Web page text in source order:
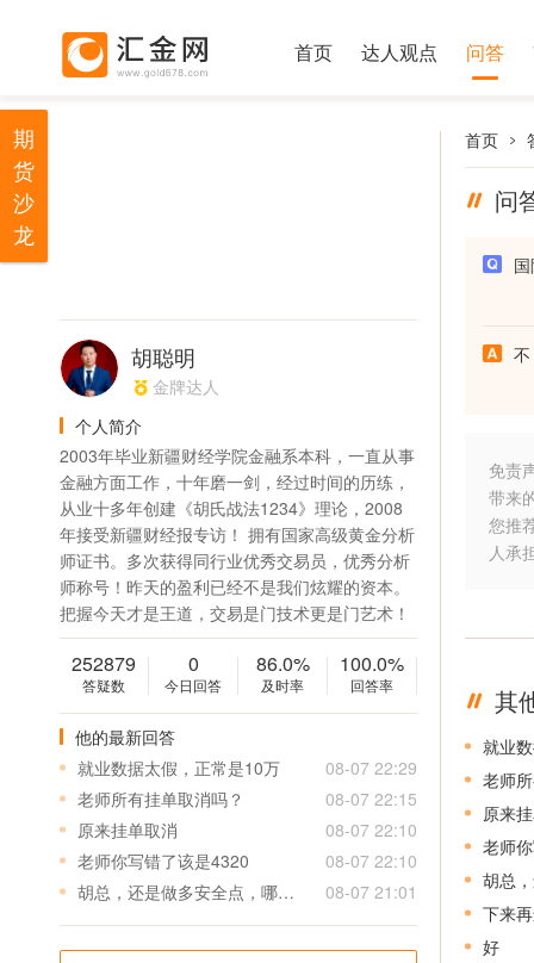
首页 达人观点 问答
胡聪明
金牌达人
个人简介
2003年毕业新疆财经学院金融系本科，一直从事
金融方面工作，十年磨一剑，经过时间的历练，
从业十多年创建《胡氏战法1234》理论，2008
年接受新疆财经报专访！ 拥有国家高级黄金分析
师证书。多次获得同行业优秀交易员，优秀分析
师称号！昨天的盈利已经不是我们炫耀的资本。
把握今天才是王道，交易是门技术更是门艺术！
252879
答疑数
0
今日回答
86.0%
及时率
100.0%
回答率
他的最新回答
就业数据太假，正常是10万
08-07 22:29
老师所有挂单取消吗？
08-07 22:15
原来挂单取消
08-07 22:10
老师你写错了该是4320
08-07 22:10
胡总，还是做多安全点，哪里还能接多？谢谢。
08-07 21:01
首页
问
不
免责
带来
您推
人承
其
就业
老师
原来
老师
胡总
下来
好
期
货
沙
龙